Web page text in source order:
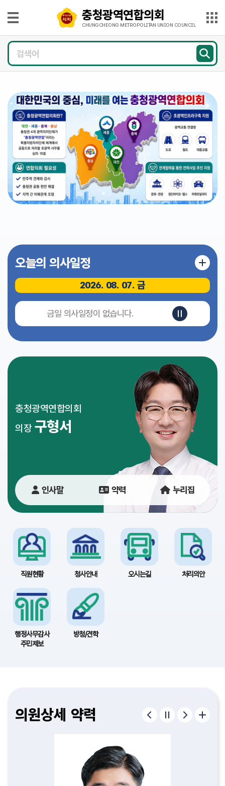
광
역
연
의
회
METROPOLITAN
UNION
COUNCIL
회
소
의
원
광
장
의
정
활
동
의
자
회
의
록
영
상
의
송
참
이
용
안
내
충청광역연합의회
CHUNGCHEONG METROPOLITAN UNION COUNCIL
오늘의 의사일정
2026. 08. 07. 금
금일 의사일정이 없습니다.
충청광역연합의회
의장 구형서
인사말 약력 누리집
직원현황 청사안내 오시는길 처리의안
행정사무감사
주민제보
방청/견학